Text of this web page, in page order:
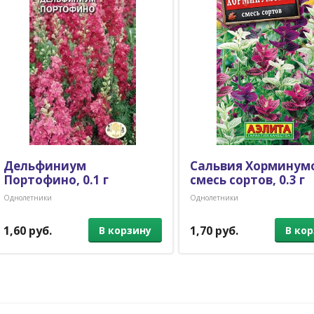
Дельфиниум
Портофино, 0.1 г
Однолетники
1,60 руб. В корзину
Сальвия
смесь сортов, 0.3 г
Однолетники
1,70 руб. В